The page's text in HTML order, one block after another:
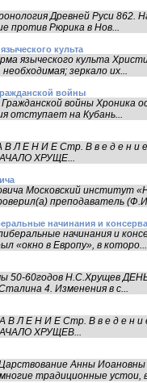
Древней Руси 862.
против Рюрика в Нов...
культа
языческого культа
зеркало их...
войны
войны Хроника
отступает на Кубань...
В Л Е Н И Е Стр. В в е д е н
ХРУЩЕ...
Московский
преподаватель
начинания и
начинания и
«окно в Европу», в которо...
50-60годов Н.С.Хрущев
4. Изменения в с...
В Л Е Н И Е Стр. В в е д е н
ХРУЩЕВ...
Анны
традиционные устои,